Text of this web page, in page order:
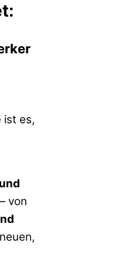
ist es,
von